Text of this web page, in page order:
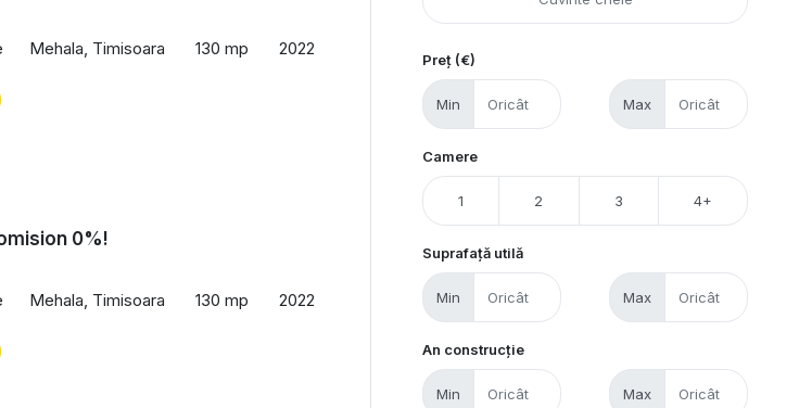
Mehala, Timisoara 130 mp 2022
0%!
Mehala, Timisoara 130 mp 2022
Preț (€)
Min Max
Camere
1 2 3 4+
Suprafață utilă
Min Max
An construcție
Min Max